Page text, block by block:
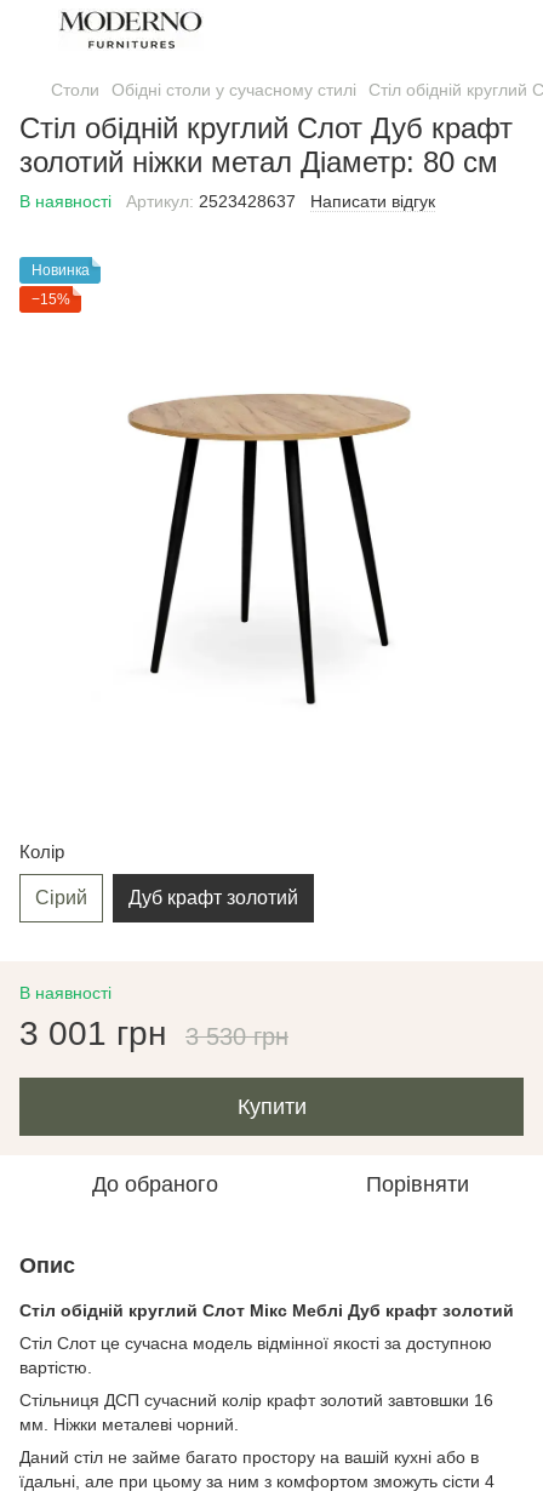
Столи Обідні столи у сучасному стилі Стіл обідній
Стіл обідній круглий Слот Дуб крафт
золотий ніжки метал Діаметр: 80 см
В наявності Артикул: 2523428637 Написати відгук
Новинка
−15%
Колір
Сірий Дуб крафт золотий
В наявності
3 001 грн 3 530 грн
Купити
До обраного Порівняти
Опис
Стіл обідній круглий Слот Мікс Меблі Дуб крафт золотий
Стіл Слот це сучасна модель відмінної якості за доступною
вартістю.
Стільниця ДСП сучасний колір крафт золотий завтовшки 16
мм. Ніжки металеві чорний.
Даний стіл не займе багато простору на вашій кухні або в
їдальні, але при цьому за ним з комфортом зможуть сісти 4